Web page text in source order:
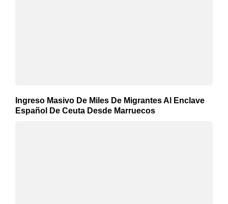
Ingreso Masivo De Miles De Migrantes Al Enclave
Español De Ceuta Desde Marruecos